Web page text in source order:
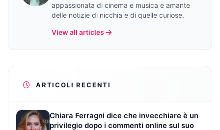
appassionata di cinema e musica e amante
delle notizie di nicchia e di quelle curiose.
View all articles
ARTICOLI RECENTI
Chiara Ferragni dice che invecchiare è un
privilegio dopo i commenti online sul suo